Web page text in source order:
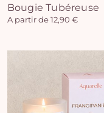
Bougie Tubéreuse
A partir de 12,90 €